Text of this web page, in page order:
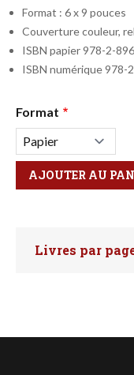
Format : 6 x 9 pouces
Couverture couleur,
ISBN papier 978-2-
ISBN numérique 978-
Qté
Format
AJOUTER AU
Faites votre
Livres par